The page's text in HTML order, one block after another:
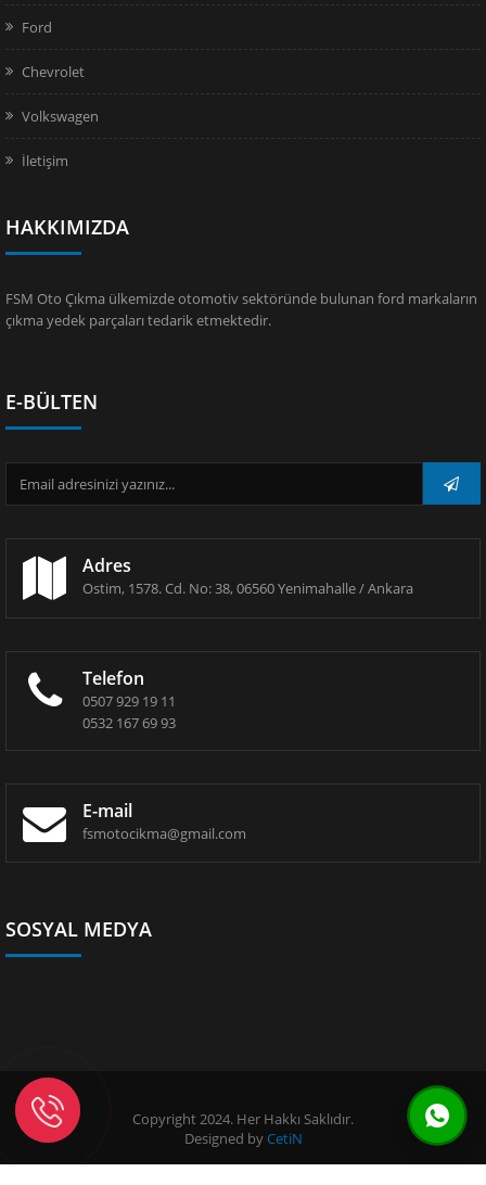
Ford
Chevrolet
Volkswagen
İletişim
HAKKIMIZDA
FSM Oto Çıkma ülkemizde otomotiv sektöründe bulunan ford markaların
çıkma yedek parçaları tedarik etmektedir.
E-BÜLTEN
Adres
Ostim, 1578. Cd. No: 38, 06560 Yenimahalle / Ankara
Telefon
0507 929 19 11
0532 167 69 93
E-mail
fsmotocikma@gmail.com
SOSYAL MEDYA
Copyright 2024. Her Hakkı Saklıdır.
Designed byCetiN